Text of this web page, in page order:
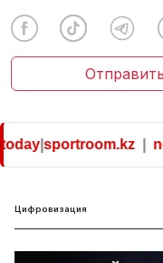
|sportroom.kz|
Цифровизация